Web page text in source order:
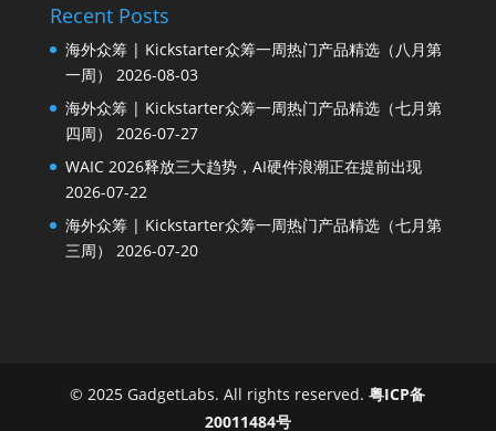
Recent Posts
海外众筹 | Kickstarter众筹一周热门产品精选（八月第
一周）
2026-08-03
海外众筹 | Kickstarter众筹一周热门产品精选（七月第
四周）
2026-07-27
WAIC 2026释放三大趋势，AI硬件浪潮正在提前出现
2026-07-22
海外众筹 | Kickstarter众筹一周热门产品精选（七月第
三周）
2026-07-20
© 2025 GadgetLabs. All rights reserved.粤ICP备
20011484号